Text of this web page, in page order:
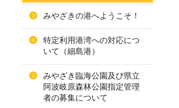
みやざきの港へようこそ！
特定利用港湾への対応につ
いて（細島港）
みやざき臨海公園及び県立
阿波岐原森林公園指定管理
者の募集について